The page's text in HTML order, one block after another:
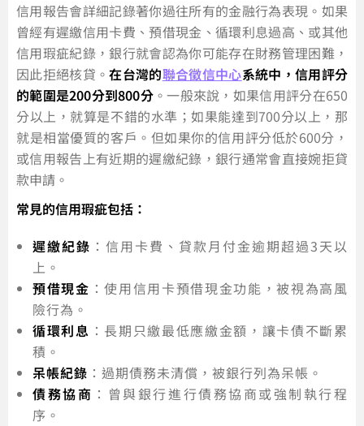
信用報告會詳細記錄著你過往所有的金融行為表現。如果
曾經有遲繳信用卡費、預借現金、循環利息過高、或其他
信用瑕疵紀錄，銀行就會認為你可能存在財務管理困難，
因此拒絕核貸。在台灣的聯合徵信中心系統中，信用評分
的範圍是200分到800分。一般來說，如果信用評分在650
分以上，就算是不錯的水準；如果能達到700分以上，那
就是相當優質的客戶。但如果你的信用評分低於600分，
或信用報告上有近期的遲繳紀錄，銀行通常會直接婉拒貸
款申請。
常見的信用瑕疵包括：
遲繳紀錄 ：信用卡費、貸款月付金逾期超過3天以
上。
預借現金 ：使用信用卡預借現金功能，被視為高風
險行為。
循環利息 ：長期只繳最低應繳金額，讓卡債不斷累
積。
呆帳紀錄 ：過期債務未清償，被銀行列為呆帳。
債務協商 ：曾與銀行進行債務協商或強制執行程
序。